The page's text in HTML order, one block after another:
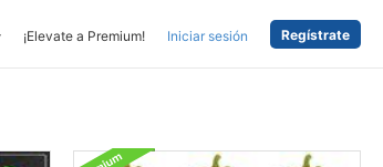
¡Elevate a Premium! Iniciar sesión Regístrate